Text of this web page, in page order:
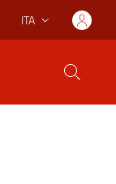
Lingua attiva:
ITA